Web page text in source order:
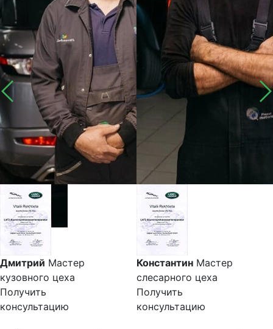
Дмитрий Мастер
кузовного цеха
Получить
консультацию
Константин Мастер
слесарного цеха
Получить
консультацию